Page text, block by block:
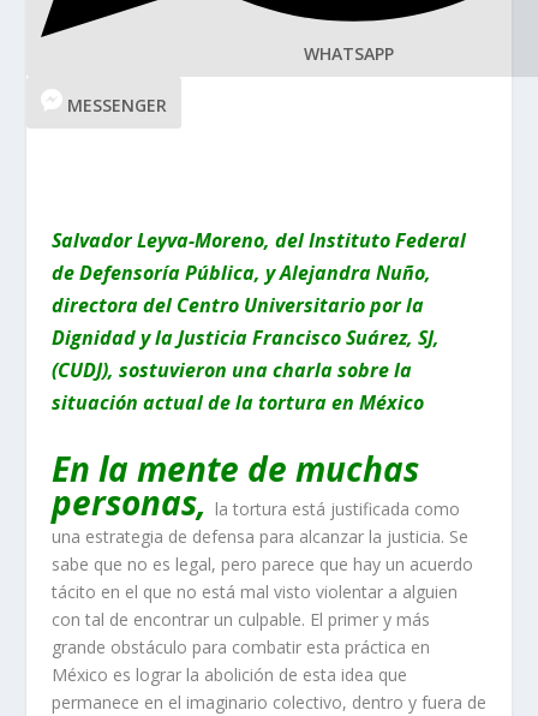
WHATSAPP
MESSENGER
Salvador Leyva-Moreno, del Instituto Federal
de Defensoría Pública, y Alejandra Nuño,
directora del Centro Universitario por la
Dignidad y la Justicia Francisco Suárez, SJ,
(CUDJ), sostuvieron una charla sobre la
situación actual de la tortura en México
En la mente de muchas
personas, la tortura está justificada como
una estrategia de defensa para alcanzar la justicia. Se
sabe que no es legal, pero parece que hay un acuerdo
tácito en el que no está mal visto violentar a alguien
con tal de encontrar un culpable. El primer y más
grande obstáculo para combatir esta práctica en
México es lograr la abolición de esta idea que
permanece en el imaginario colectivo, dentro y fuera de